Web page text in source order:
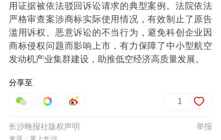
用证据被依法驳回诉讼请求的典型案例。法院依法
严格审查案涉商标实际使用情况，有效制止了原告
滥用诉权、恶意诉讼的不当行为，避免科创企业因
商标侵权问题而影响上市，有力保障了中小型航空
发动机产业集群建设，助推低空经济高质量发展。
分享至
1
举报
长沙晚报社版权声明